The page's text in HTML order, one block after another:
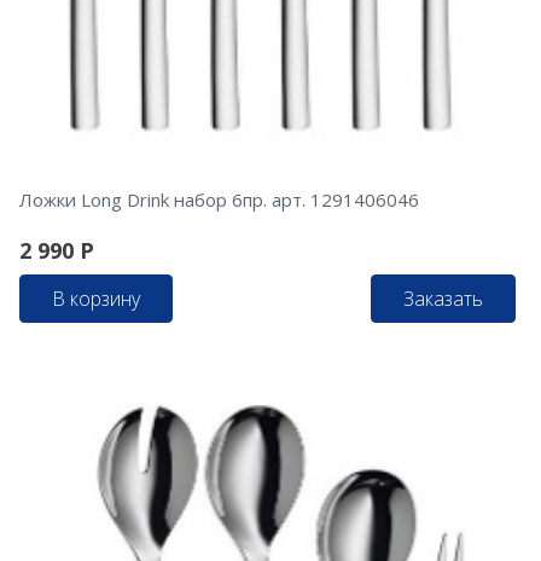
Ложки Long Drink набор 6пр. арт. 1291406046
2 990 Р
В корзину Заказать